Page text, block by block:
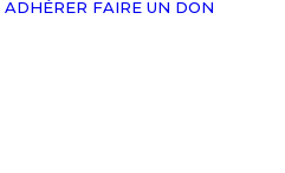
ADHÉRER FAIRE UN DON